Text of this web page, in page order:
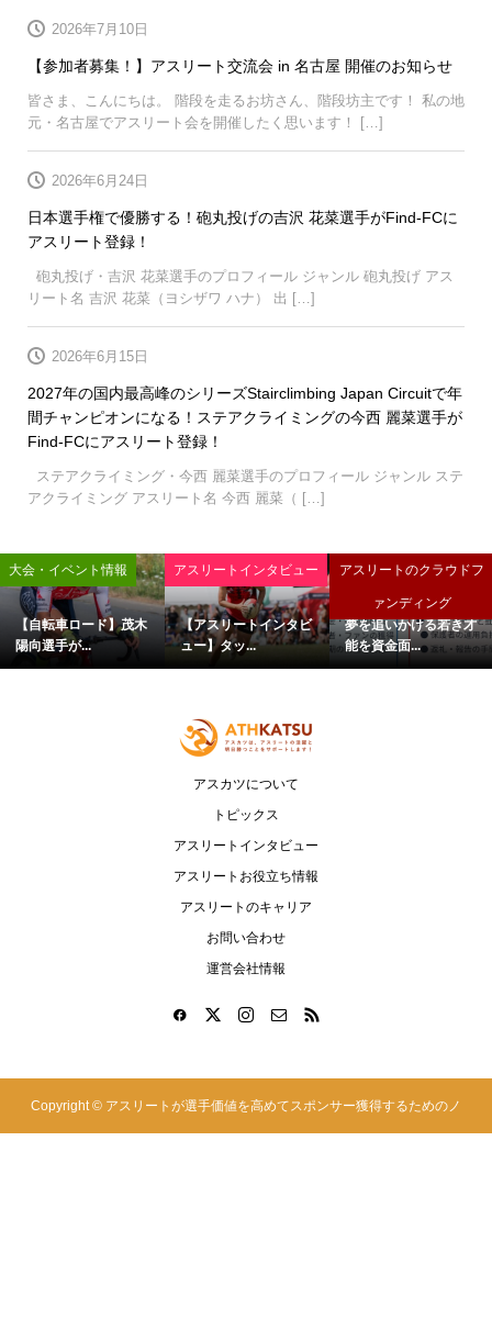
【参加者募集！】アスリート交流会 in 名古屋 開催のお知らせ
2026年7月10日
皆さま、こんにちは。 階段を走るお坊さん、階段坊主です！ 私の地
元・名古屋でアスリート会を開催したく思います！ […]
日本選手権で優勝する！砲丸投げの吉沢 花菜選手がFind-FCに
アスリート登録！
2026年6月24日
砲丸投げ・吉沢 花菜選手のプロフィール ジャンル 砲丸投げ アス
リート名 吉沢 花菜（ヨシザワ ハナ） 出 […]
2027年の国内最高峰のシリーズStairclimbing Japan Circuitで年
間チャンピオンになる！ステアクライミングの今西 麗菜選手が
Find-FCにアスリート登録！
2026年6月15日
ステアクライミング・今西 麗菜選手のプロフィール ジャンル ステ
アクライミング アスリート名 今西 麗菜（ […]
大会・イベント情報
【自転車ロード】茂木
陽向選手が...
アスリートインタビュー
【アスリートインタビ
ュー】タッ...
アスリートのクラウドフ
ァンディング
夢を追いかける若き才
能を資金面...
アスカツについて
トピックス
アスリートインタビュー
アスリートお役立ち情報
アスリートのキャリア
お問い合わせ
運営会社情報
Copyright © アスリートが選手価値を高めてスポンサー獲得するためのノ